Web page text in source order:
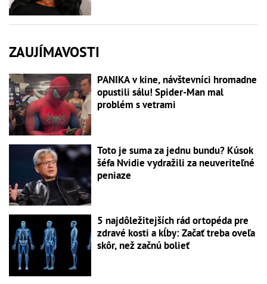
ZAUJÍMAVOSTI
PANIKA v kine, návštevníci hromadne
opustili sálu! Spider-Man mal
problém s vetrami
Toto je suma za jednu bundu? Kúsok
šéfa Nvidie vydražili za neuveriteľné
peniaze
5 najdôležitejších rád ortopéda pre
zdravé kosti a kĺby: Začať treba oveľa
skôr, než začnú bolieť